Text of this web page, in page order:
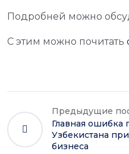
Подробней можно
С этим можно почитать
Предыдущие
Главная ошибка
Узбекистана
бизнеса